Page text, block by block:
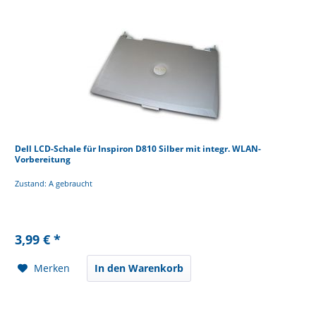
Dell LCD-Schale für Inspiron D810 Silber mit integr. WLAN-
Vorbereitung
Zustand: A gebraucht
3,99 € *
Merken In den Warenkorb